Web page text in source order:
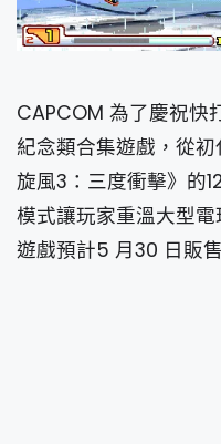
CAPCOM 為了慶祝快
紀念類合集遊戲，從
旋風3：三度衝擊》的
模式讓玩家重溫大型
遊戲預計5 月30 日販